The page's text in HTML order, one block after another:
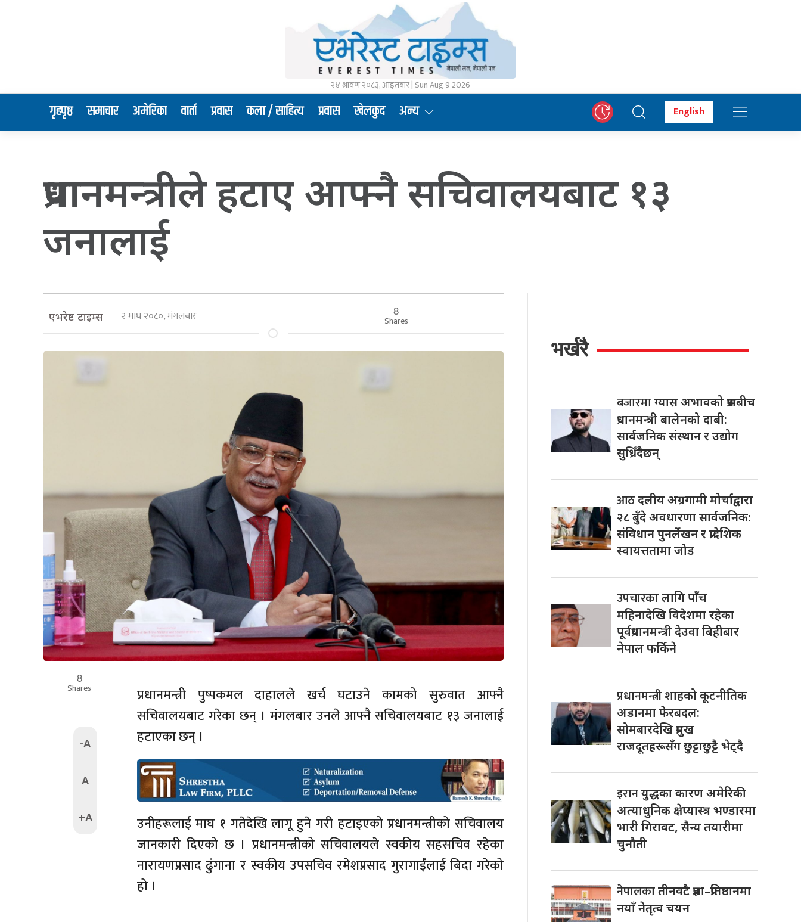
२४ श्रावण २०८३, आइतबार | Sun Aug 9 2026
गृहपृष्ठ समाचार अमेरिका वार्ता प्रवास कला / साहित्य प्रवास खेलकुद अन्य English
प्रधानमन्त्रीले हटाए आफ्नै सचिवालयबाट १३
जनालाई
एभरेष्ट टाइम्स २ माघ २०८०, मंगलबार 8
Shares
8
Shares
-A
A
+A
प्रधानमन्त्री पुष्पकमल दाहालले खर्च घटाउने कामको सुरुवात आफ्नै
सचिवालयबाट गरेका छन् । मंगलबार उनले आफ्नै सचिवालयबाट १३ जनालाई
हटाएका छन् ।
उनीहरूलाई माघ १ गतेदेखि लागू हुने गरी हटाइएको प्रधानमन्त्रीको सचिवालय
जानकारी दिएको छ । प्रधानमन्त्रीको सचिवालयले स्वकीय सहसचिव रहेका
नारायणप्रसाद ढुंगाना र स्वकीय उपसचिव रमेशप्रसाद गुरागाईंलाई बिदा गरेको
हो ।
भर्खरै
बजारमाग्यास अभावको प्रश्नबीच
प्रधानमन्त्री बालेनको दाबी:
सार्वजनिक संस्थान र उद्योग
सुध्रिँदैछन्
आठदलीय अग्रगामी मोर्चाद्वारा
२८ बुँदे अवधारणा सार्वजनिक:
संविधान पुनर्लेखन र प्रादेशिक
स्वायत्ततामा जोड
उपचारकालागि पाँच
महिनादेखि विदेशमा रहेका
पूर्वप्रधानमन्त्री देउवा बिहीबार
नेपाल फर्किने
प्रधानमन्त्रीशाहको कूटनीतिक
अडानमा फेरबदल:
सोमबारदेखि प्रमुख
राजदूतहरूसँग छुट्टाछुट्टै भेट्दै
इरानयुद्धका कारण अमेरिकी
अत्याधुनिक क्षेप्यास्त्र भण्डारमा
भारी गिरावट, सैन्य तयारीमा
चुनौती
नेपालकातीनवटै प्रज्ञा–प्रतिष्ठानमा
नयाँ नेतृत्व चयन